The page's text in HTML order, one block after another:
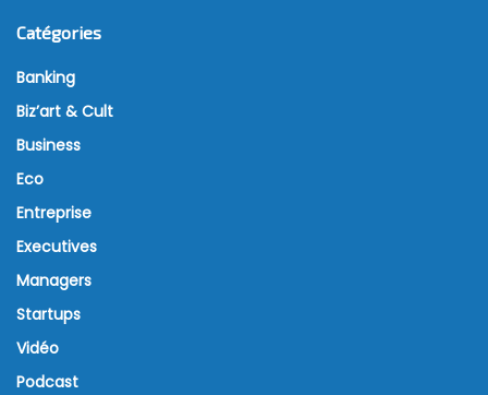
Catégories
Banking
Biz’art & Cult
Business
Eco
Entreprise
Executives
Managers
Startups
Vidéo
Podcast